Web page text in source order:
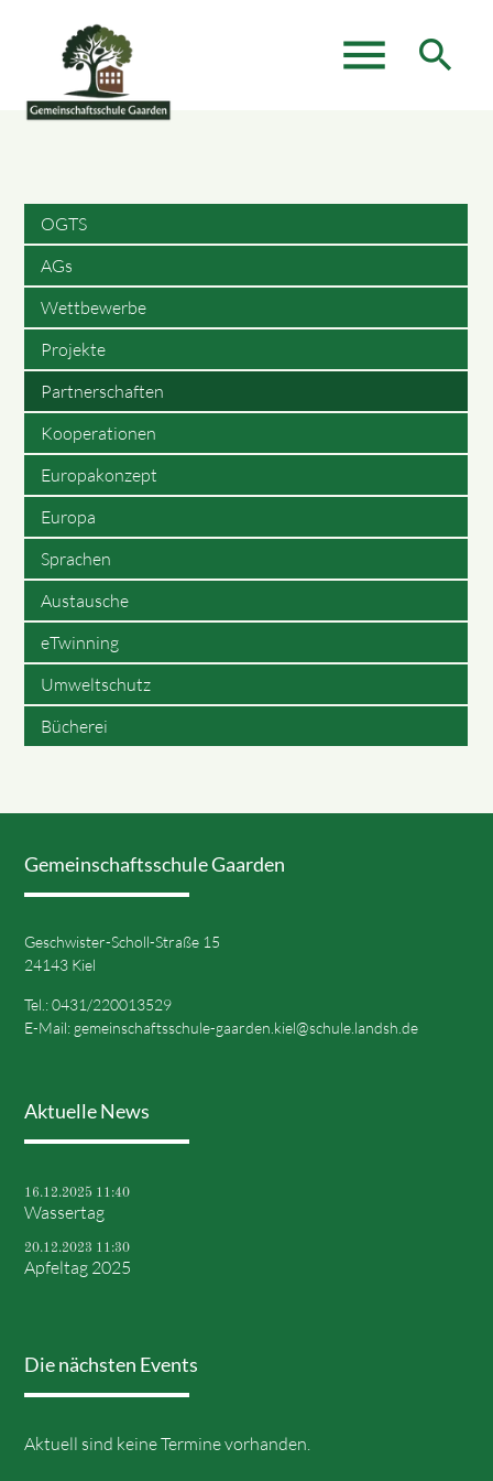
menu search
OGTS
AGs
Wettbewerbe
Projekte
Partnerschaften
Kooperationen
Europakonzept
Europa
Sprachen
Austausche
eTwinning
Umweltschutz
Bücherei
Gemeinschaftsschule Gaarden
Geschwister-Scholl-Straße 15
24143 Kiel
Tel.: 0431/220013529
E-Mail: gemeinschaftsschule-gaarden.kiel@schule.landsh.de
Aktuelle News
16.12.2025 11:40
Wassertag
20.12.2023 11:30
Apfeltag 2025
Die nächsten Events
Aktuell sind keine Termine vorhanden.